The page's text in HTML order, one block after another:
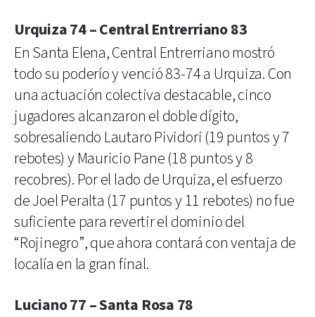
Urquiza 74 – Central Entrerriano 83
En Santa Elena, Central Entrerriano mostró
todo su poderío y venció 83-74 a Urquiza. Con
una actuación colectiva destacable, cinco
jugadores alcanzaron el doble dígito,
sobresaliendo Lautaro Pividori (19 puntos y 7
rebotes) y Mauricio Pane (18 puntos y 8
recobres). Por el lado de Urquiza, el esfuerzo
de Joel Peralta (17 puntos y 11 rebotes) no fue
suficiente para revertir el dominio del
“Rojinegro”, que ahora contará con ventaja de
localía en la gran final.
Luciano 77 – Santa Rosa 78